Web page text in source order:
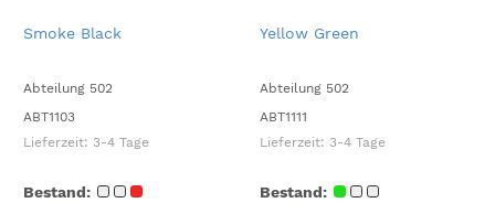
Smoke Black
Abteilung 502
ABT1103
Lieferzeit: 3-4 Tage
Bestand:
Yellow Green
Abteilung 502
ABT1111
Lieferzeit: 3-4 Tage
Bestand: